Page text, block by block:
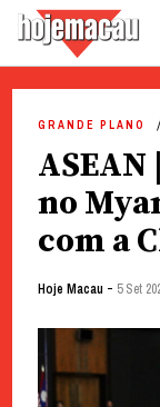
content
GRANDE PLANO
no
com a
Hoje Macau - 5 Set